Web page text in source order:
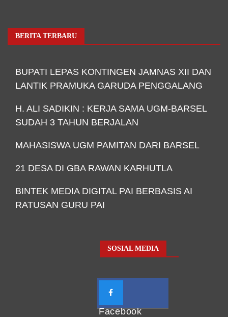
BERITA TERBARU
BUPATI LEPAS KONTINGEN JAMNAS XII DAN
LANTIK PRAMUKA GARUDA PENGGALANG
H. ALI SADIKIN : KERJA SAMA UGM-BARSEL
SUDAH 3 TAHUN BERJALAN
MAHASISWA UGM PAMITAN DARI BARSEL
21 DESA DI GBA RAWAN KARHUTLA
BINTEK MEDIA DIGITAL PAI BERBASIS AI
RATUSAN GURU PAI
SOSIAL MEDIA
Facebook